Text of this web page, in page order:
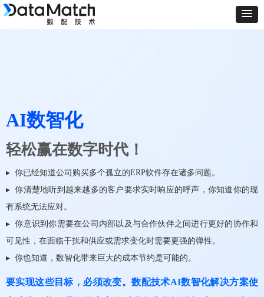
AI数智化
轻松赢在数字时代！
▸ 你已经知道公司购买多个孤立的ERP软件存在诸多问题。
▸ 你清楚地听到越来越多的客户要求实时响应的呼声，你知道你的现
有系统无法应对。
▸ 你意识到你需要在公司内部以及与合作伙伴之间进行更好的协作和
可见性，在面临干扰和供应或需求变化时需要更强的弹性。
▸ 你也知道，数智化带来巨大的成本节约是可能的。
要实现这些目标，必须改变。数配技术AI数智化解决方案使